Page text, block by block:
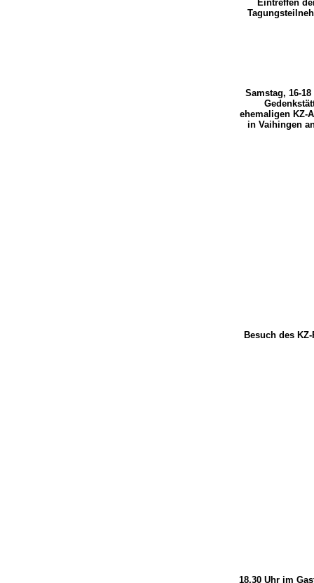
Eintreffen
Samstag, 16-
ehemaligen KZ-
in Vaihingen
Besuch des
18.30 Uhr im